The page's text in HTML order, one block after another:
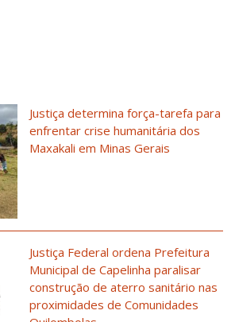
Justiça determina força-tarefa para
enfrentar crise humanitária dos
Maxakali em Minas Gerais
Justiça Federal ordena Prefeitura
Municipal de Capelinha paralisar
construção de aterro sanitário nas
proximidades de Comunidades